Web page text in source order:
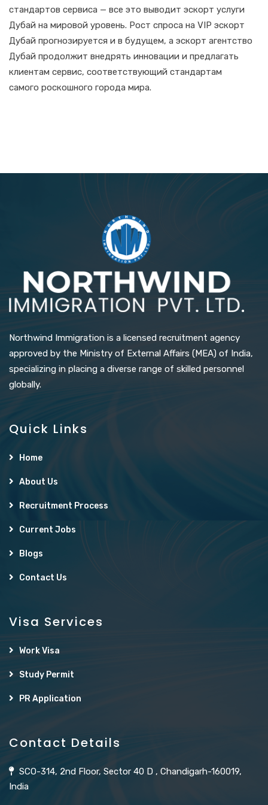
стандартов сервиса — все это выводит эскорт услуги
Дубай на мировой уровень. Рост спроса на VIP эскорт
Дубай прогнозируется и в будущем, а эскорт агентство
Дубай продолжит внедрять инновации и предлагать
клиентам сервис, соответствующий стандартам
самого роскошного города мира.
Northwind Immigration is a licensed recruitment agency
approved by the Ministry of External Affairs (MEA) of India,
specializing in placing a diverse range of skilled personnel
globally.
Quick Links
Home
About Us
Recruitment Process
Current Jobs
Blogs
Contact Us
Visa Services
Work Visa
Study Permit
PR Application
Contact Details
SCO-314, 2nd Floor, Sector 40 D , Chandigarh-160019,
India